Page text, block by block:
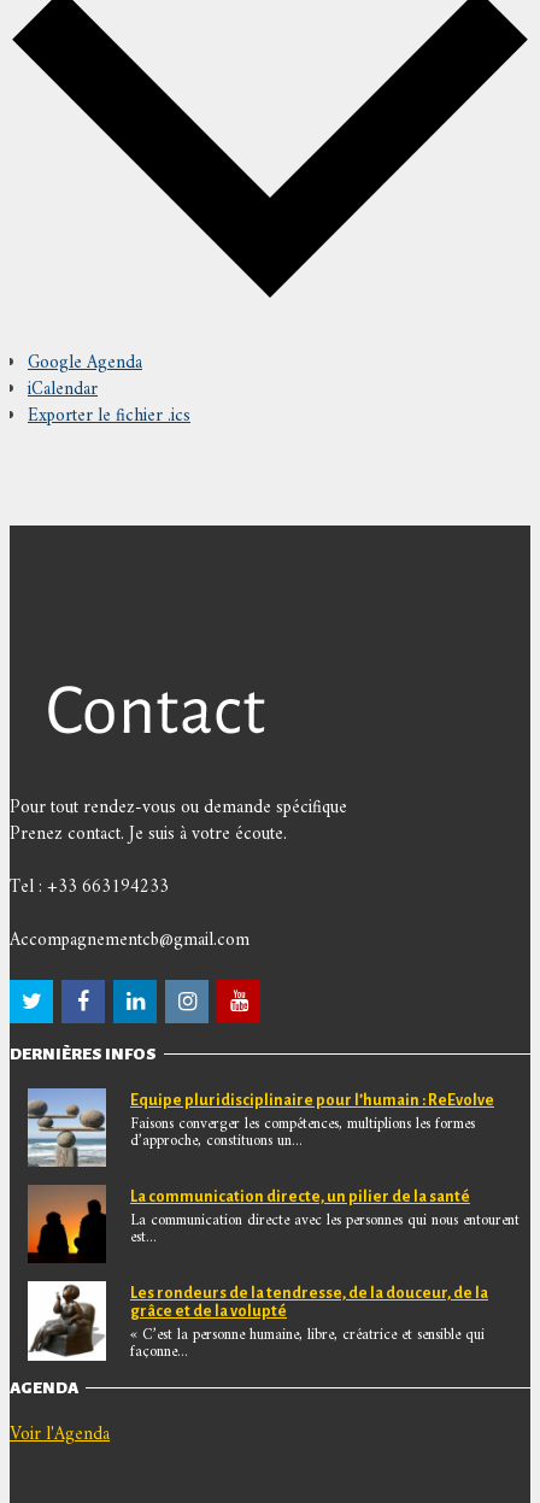
Google Agenda
iCalendar
Exporter le fichier .ics
Pour tout rendez-vous ou demande spécifique
Prenez contact. Je suis à votre écoute.
Tel : +33 663194233
Accompagnementcb@gmail.com
DERNIÈRES INFOS
Equipe pluridisciplinaire pour l’humain : ReEvolve
Faisons converger les compétences, multiplions les formes
d’approche, constituons un...
La communication directe, un pilier de la santé
La communication directe avec les personnes qui nous entourent
est...
Les rondeurs de la tendresse, de la douceur, de la
grâce et de la volupté
« C’est la personne humaine, libre, créatrice et sensible qui
façonne...
AGENDA
Voir l'Agenda